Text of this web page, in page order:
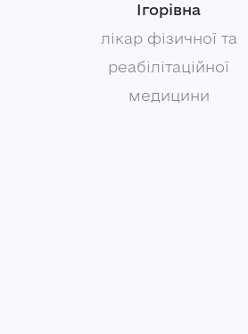
Ігорівна
лікар фізичної та
реабілітаційної
медицини